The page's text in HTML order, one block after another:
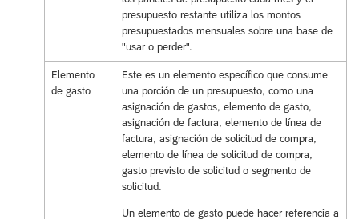
presupuesto restante utiliza los montos
presupuestados mensuales sobre una base de
"usar o perder".
Elemento
de gasto
Este es un elemento específico que consume
una porción de un presupuesto, como una
asignación de gastos, elemento de gasto,
asignación de factura, elemento de línea de
factura, asignación de solicitud de compra,
elemento de línea de solicitud de compra,
gasto previsto de solicitud o segmento de
solicitud.
Un elemento de gasto puede hacer referencia a